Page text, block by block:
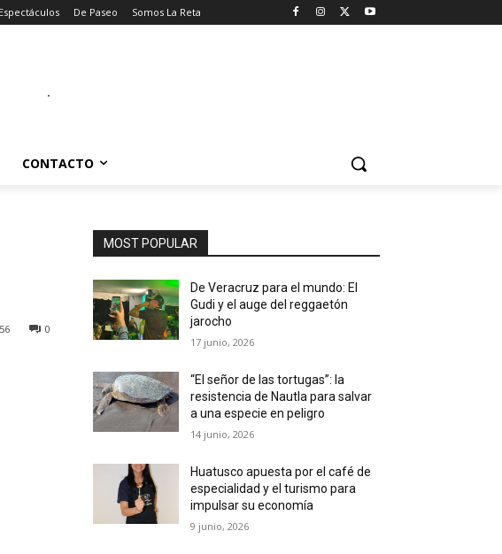
Espectáculos De Paseo Somos La Reta
.
CONTACTO
0
MOST POPULAR
De Veracruz para el mundo: El
Gudi y el auge del reggaetón
jarocho
17 junio, 2026
“El señor de las tortugas”: la
resistencia de Nautla para salvar
a una especie en peligro
14 junio, 2026
Huatusco apuesta por el café de
especialidad y el turismo para
impulsar su economía
9 junio, 2026